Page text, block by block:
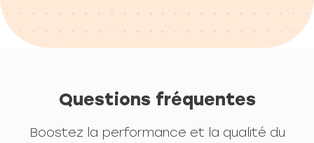
Questions fréquentes
Boostez la performance et la qualité du